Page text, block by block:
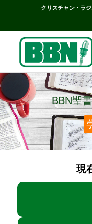
クリスチャン・ラ
BBN聖
BBN聖
現